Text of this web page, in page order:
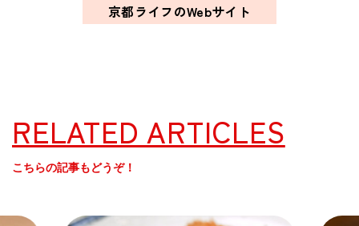
京都ライフのWebサイト
RELATED ARTICLES
こちらの記事もどうぞ！